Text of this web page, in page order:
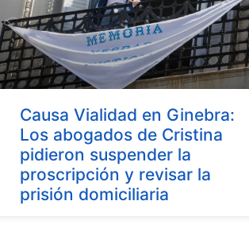
Causa Vialidad en Ginebra:
Los abogados de Cristina
pidieron suspender la
proscripción y revisar la
prisión domiciliaria